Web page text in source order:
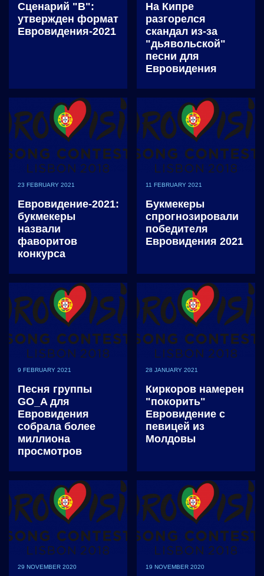
Сценарий "В":
утвержден формат
Евровидения-2021
На Кипре
разгорелся
скандал из-за
"дьявольской"
песни для
Евровидения
23 FEBRUARY 2021
Евровидение-2021:
букмекеры
назвали
фаворитов
конкурса
11 FEBRUARY 2021
Букмекеры
спрогнозировали
победителя
Евровидения 2021
9 FEBRUARY 2021
Песня группы
GO_A для
Евровидения
собрала более
миллиона
просмотров
28 JANUARY 2021
Киркоров намерен
"покорить"
Евровидение с
певицей из
Молдовы
29 NOVEMBER 2020 19 NOVEMBER 2020